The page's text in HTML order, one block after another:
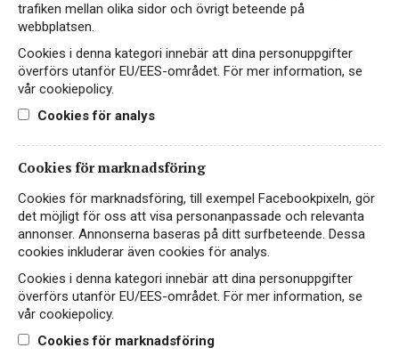
Château Vieira
RÖTT VIN
FRANKRIKE, BORDEAUX, BORDEAUX SUPÉRIEUR
Årgångsvin med över 10 år på nacken, bäst
prisad Bordeaux Supérieur
trafiken mellan olika sidor och övrigt beteende på
webbplatsen.
Cookies i denna kategori innebär att dina personuppgifter
överförs utanför EU/EES-området. För mer information, se
vår cookiepolicy.
Cookies för analys
Cookies för marknadsföring
Cookies för marknadsföring, till exempel Facebookpixeln, gör
det möjligt för oss att visa personanpassade och relevanta
annonser. Annonserna baseras på ditt surfbeteende. Dessa
cookies inkluderar även cookies för analys.
Cookies i denna kategori innebär att dina personuppgifter
överförs utanför EU/EES-området. För mer information, se
vår cookiepolicy.
Cookies för marknadsföring